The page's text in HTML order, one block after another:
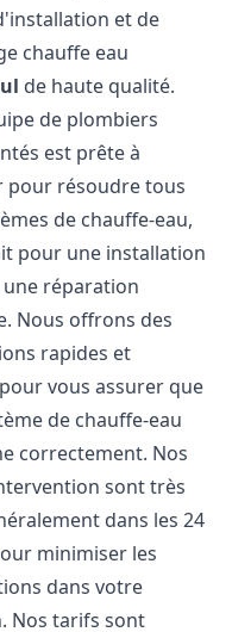
et de
chauffe eau
de haute qualité.
de plombiers
est prête à
pour résoudre tous
de chauffe-eau,
pour une installation
une réparation
Nous offrons des
rapides et
vous assurer que
de chauffe-eau
correctement. Nos
sont très
dans les 24
minimiser les
dans votre
Nos tarifs sont